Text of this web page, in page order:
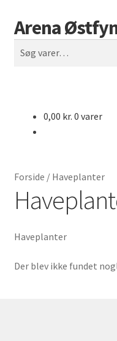
Spring
til
navigation
Spring
til
indhold
Arena
efter:
Søg
Både til salg
0,00 kr. 0 varer
Forside / Haveplanter
Haveplanter
Der blev ikke fundet